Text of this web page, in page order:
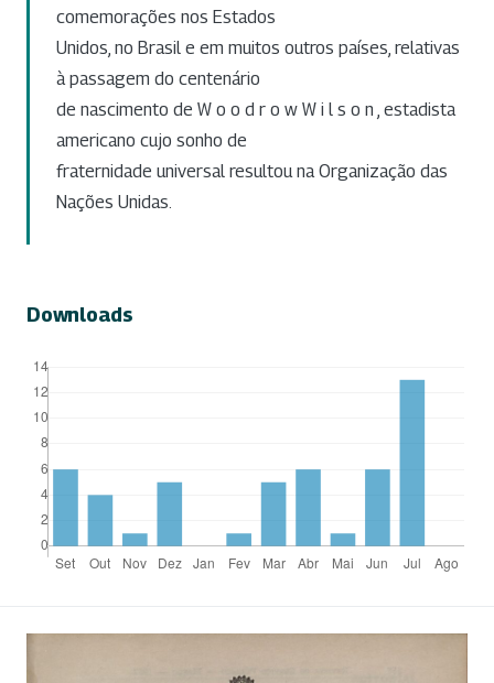
comemorações nos Estados
Unidos, no Brasil e em muitos outros países, relativas
à passagem do centenário
de nascimento de W o o d r o w W i l s o n , estadista
americano cujo sonho de
fraternidade universal resultou na Organização das
Nações Unidas.
Downloads